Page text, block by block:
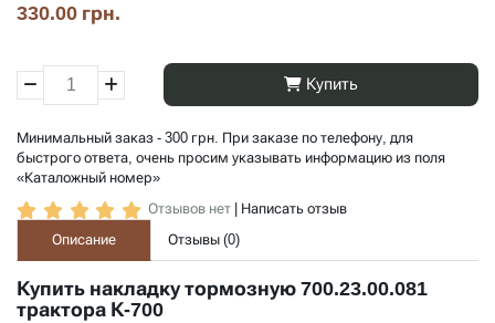
330.00 грн.
Купить
Минимальный заказ - 300 грн. При заказе по телефону, для
быстрого ответа, очень просим указывать информацию из поля
«Каталожный номер»
Отзывов нет
Написать отзыв
Описание
Отзывы (0)
Купить накладку тормозную 700.23.00.081
трактора К-700